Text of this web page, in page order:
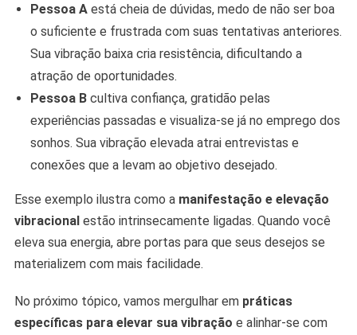
Pessoa Aestá cheia de dúvidas, medo de não ser boa
o suficiente e frustrada com suas tentativas anteriores.
Sua vibração baixa cria resistência, dificultando a
atração de oportunidades.
Pessoa Bcultiva confiança, gratidão pelas
experiências passadas e visualiza-se já no emprego dos
sonhos. Sua vibração elevada atrai entrevistas e
conexões que a levam ao objetivo desejado.
Esse exemplo ilustra como a manifestação e elevação
vibracionalestão intrinsecamente ligadas. Quando você
eleva sua energia, abre portas para que seus desejos se
materializem com mais facilidade.
No próximo tópico, vamos mergulhar em práticas
específicas para elevar sua vibração e alinhar-se com